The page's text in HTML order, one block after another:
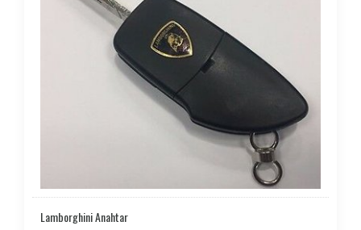
Lamborghini Anahtar